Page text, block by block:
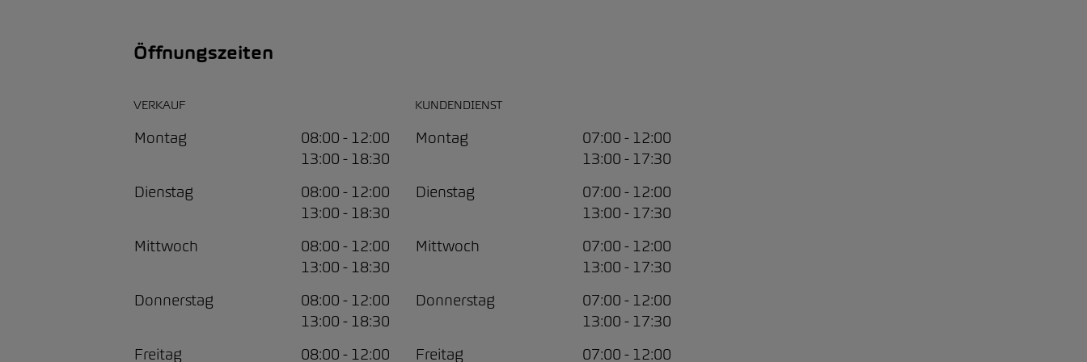
Öffnungszeiten
VERKAUF
Montag
08:00 - 12:00
13:00 - 18:30
Dienstag
08:00 - 12:00
13:00 - 18:30
Mittwoch
08:00 - 12:00
13:00 - 18:30
Donnerstag
08:00 - 12:00
13:00 - 18:30
Freitag
08:00 - 12:00
KUNDENDIENST
Montag
07:00 - 12:00
13:00 - 17:30
Dienstag
07:00 - 12:00
13:00 - 17:30
Mittwoch
07:00 - 12:00
13:00 - 17:30
Donnerstag
07:00 - 12:00
13:00 - 17:30
Freitag
07:00 - 12:00